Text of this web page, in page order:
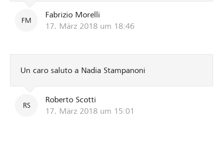
FM
Fabrizio Morelli
17. März 2018 um 18:46
Un caro saluto a Nadia Stampanoni
RS
Roberto Scotti
17. März 2018 um 15:01